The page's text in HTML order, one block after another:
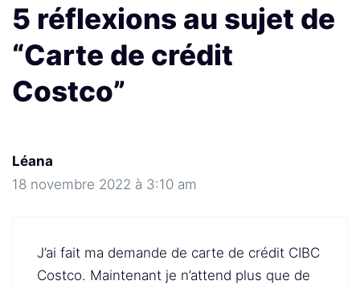
5 réflexions au sujet de
“Carte de crédit
Costco”
Léana
18 novembre 2022 à 3:10 am
J’ai fait ma demande de carte de crédit CIBC
Costco. Maintenant je n’attend plus que de